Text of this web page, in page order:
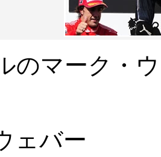
のマーク・
ェバー